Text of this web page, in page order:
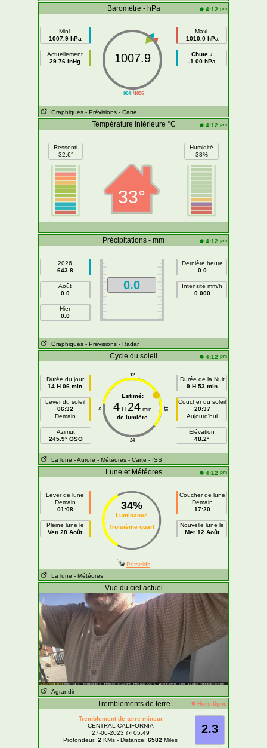
Baromètre - hPa 4:12 pm
Mini.
1007.9 hPa
Actuellement
29.76 inHg
||
964 1036
1007.9
Maxi.
1010.0 hPa
Chute ↓
-1.00 hPa
Graphiques - Prévisions - Carte
Température intérieure °C 4:12 pm
Ressenti
32.6°
33°
Humidité
38%
Précipitations - mm 4:12 pm
2026
643.8
Août
0.0
Hier
0.0
0.0
Dernière heure
0.0
Intensité mm/h
0.000
Graphiques - Prévisions - Radar
Cycle du soleil 4:12 pm
Durée du jour
14 H 06 min
Lever du soleil
06:32
Demain
Azimut
245.9° OSO
12
24
6 18
Estimé:
4H 24min
de lumière
Durée de la Nuit
9 H 53 min
Coucher du soleil
20:37
Aujourd'hui
Élévation
48.2°
La lune - Aurore - Météores - Carte - ISS
Lune et Météores 4:12 pm
Lever de lune
Demain
01:08
Pleine lune le
Ven 28 Août
34%
Luminance
Troisième quart
Coucher de lune
Demain
17:20
Nouvelle lune le
Mer 12 Août
Perseids
La lune - Météores
Vue du ciel actuel
Agrandir
Tremblements de terre Hors ligne
2.3
Tremblement de terre mineur
CENTRAL CALIFORNIA
27-06-2023 @ 05:49
Profondeur: 2 KMs - Distance: 6582 Miles